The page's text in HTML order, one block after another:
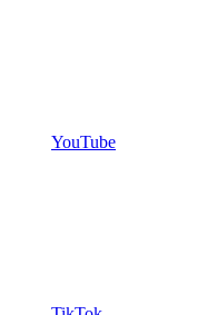
YouTube